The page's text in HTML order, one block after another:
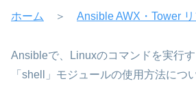
ホーム ＞ Ansible AWX・Tower
Ansibleで、Linuxのコマンドを実行
「shell」モジュールの使用方法につ